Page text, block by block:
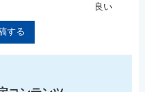
良い
する